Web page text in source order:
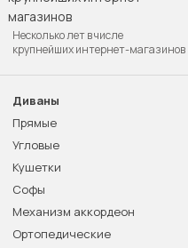
Несколько лет в числе
крупнейших интернет-магазинов
Диваны
Прямые
Угловые
Кушетки
Софы
Механизм аккордеон
Ортопедические